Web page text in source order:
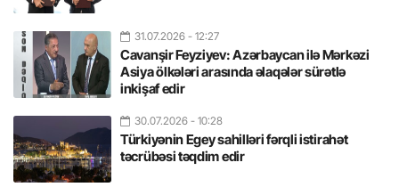
31.07.2026 - 12:27
Cavanşir Feyziyev: Azərbaycan ilə Mərkəzi
Asiya ölkələri arasında əlaqələr sürətlə
inkişaf edir
30.07.2026 - 10:28
Türkiyənin Egey sahilləri fərqli istirahət
təcrübəsi təqdim edir